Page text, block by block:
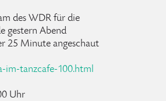
des WDR für die
gestern Abend
25 Minute angeschaut
tanzcafe-100.html
Uhr